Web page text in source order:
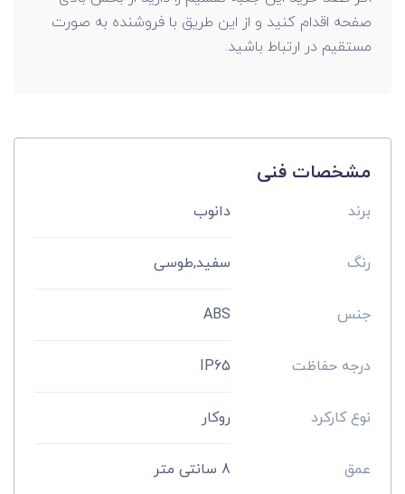
صفحه اقدام کنید و از این طریق با فروشنده به صورت
مستقیم در ارتباط باشید.
مشخصات فنی
برند دانوب
رنگ سفید,طوسی
جنس ABS
درجه حفاظت IP65
نوع کارکرد روکار
عمق 8 سانتی متر